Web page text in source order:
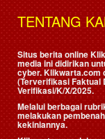
TENTANG
Situs berita online
media ini didirikan
cyber. Klikwarta.com
(Terverifikasi Faktual
Verifikasi/K/X/2025.
Melalui berbagai
melakukan
kekiniannya.